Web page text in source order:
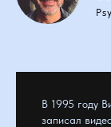
В 1995 году
записал